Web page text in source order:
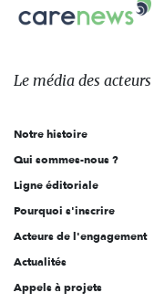
sur:
Le
des
l'engagement
Le média des acteurs
Notre histoire
Qui sommes-nous ?
Ligne éditoriale
Pourquoi s'inscrire
Acteurs de l'engagement
Actualités
Appels à projets